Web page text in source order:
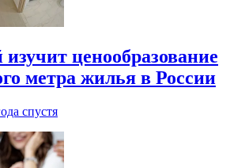
ценообразование
метра жилья в России
спустя